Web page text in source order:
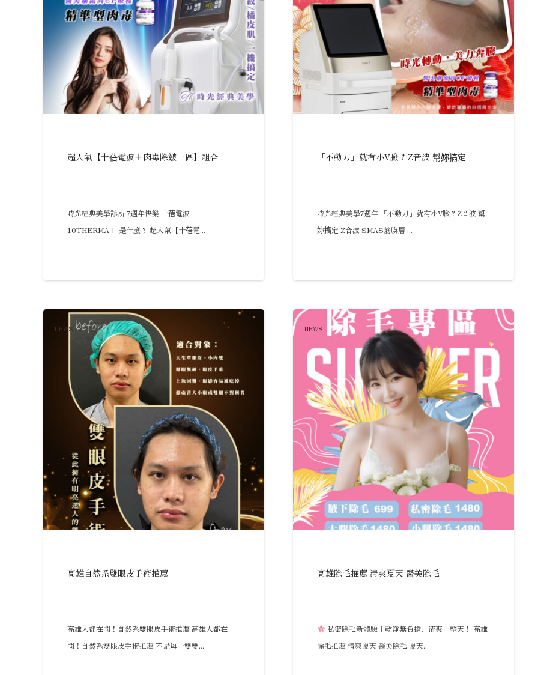
超人氣【十蓓電波＋肉毒除皺一區】組合
時光經典美學診所 7週年快樂 十蓓電波
10THERMA+ 是什麼？ 超人氣【十蓓電...
「不動刀」就有小V臉？Z音波 幫妳搞定
時光經典美學7週年 「不動刀」就有小V臉？Z音波 幫
妳搞定 Z音波 SMAS筋膜層 ...
NEWS
高雄自然系雙眼皮手術推薦
高雄人都在問！自然系雙眼皮手術推薦 高雄人都在
問！自然系雙眼皮手術推薦 不是每一雙雙...
NEWS
高雄除毛推薦 清爽夏天 醫美除毛
私密除毛新體驗｜乾淨無負擔，清爽一整天！ 高雄
除毛推薦 清爽夏天 醫美除毛 夏天...